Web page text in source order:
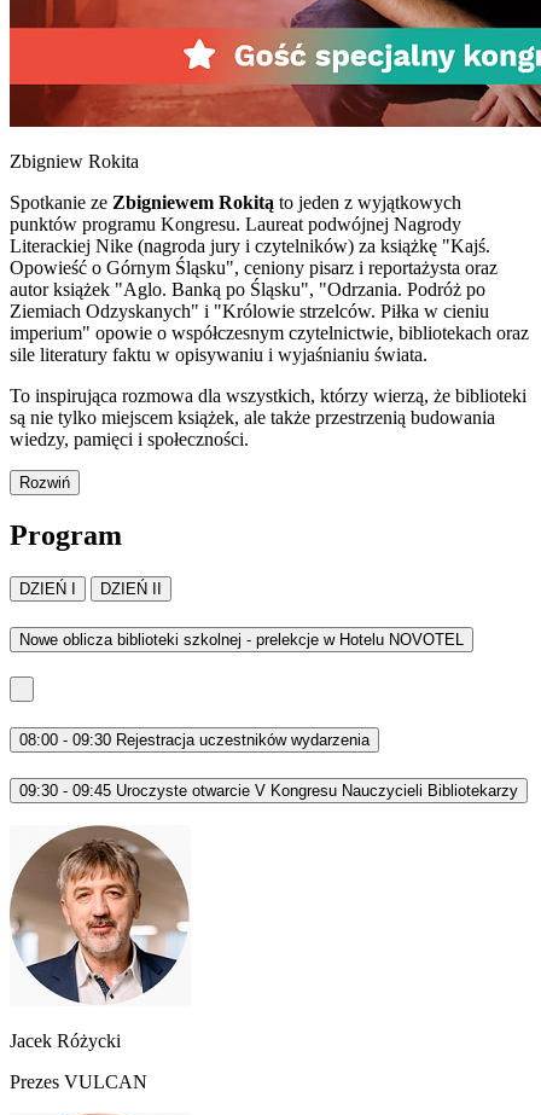
Zbigniew Rokita
Spotkanie ze Zbigniewem Rokitą to jeden z wyjątkowych
punktów programu Kongresu. Laureat podwójnej Nagrody
Literackiej Nike (nagroda jury i czytelników) za książkę "Kajś.
Opowieść o Górnym Śląsku", ceniony pisarz i reportażysta oraz
autor książek "Aglo. Banką po Śląsku", "Odrzania. Podróż po
Ziemiach Odzyskanych" i "Królowie strzelców. Piłka w cieniu
imperium" opowie o współczesnym czytelnictwie, bibliotekach oraz
sile literatury faktu w opisywaniu i wyjaśnianiu świata.
To inspirująca rozmowa dla wszystkich, którzy wierzą, że biblioteki
są nie tylko miejscem książek, ale także przestrzenią budowania
wiedzy, pamięci i społeczności.
Rozwiń
Program
DZIEŃ I DZIEŃ II
Nowe oblicza biblioteki szkolnej - prelekcje w Hotelu NOVOTEL
08:00 - 09:30 Rejestracja uczestników wydarzenia
09:30 - 09:45 Uroczyste otwarcie V Kongresu Nauczycieli Bibliotekarzy
Jacek Różycki
Prezes VULCAN